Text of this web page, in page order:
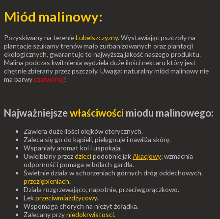
Miód malinowy:
Pozyskiwany na terenieLubelszczyzny. Wystawiając pszczoły na
plantacje szukamy trenów mało zurbanizowanych oraz plantacji
ekologicznych, gwarantuje to najwyższą jakość naszego produktu.
Malina podczas kwitnienia wydziela duże ilości nektaru który jest
chętnie zbierany przez pszczoły. Uwaga: naturalny miód malinowy nie
ma barwyczerwonej!
Najważniejszewłaściwości miodu malinowego:
Zawiera duże ilości olejków eterycznych.
Zaleca się go do kąpieli, pielęgnuje i nawilża skórę.
Wspaniały aromat koi i uspokaja.
Uwielbiany przezdziecipodobnie jakAkacjowy; wzmacnia
odporność i pomaga w bólach gardła.
Świetnie działa w schorzeniach górnych dróg oddechowych,
przeziębieniach.
Działa rozgrzewająco, napotnie, przeciwgorączkowo.
Lekprzeciwmiażdżycowy.
Wspomaga chorych na nieżyt żołądka.
Zalecany przyniedokrwistosci.